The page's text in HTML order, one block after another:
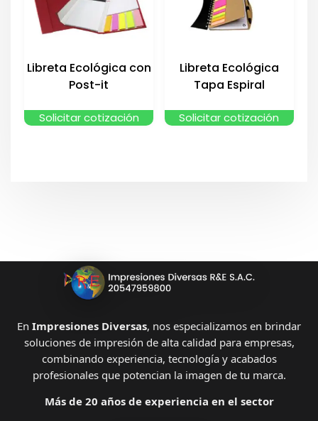
Libreta Ecológica con
Post-it
Solicitar cotización
Libreta Ecológica
Tapa Espiral
Solicitar cotización
En Impresiones Diversas, nos especializamos en brindar
soluciones de impresión de alta calidad para empresas,
combinando experiencia, tecnología y acabados
profesionales que potencian la imagen de tu marca.
Más de 20 años de experiencia en el sector